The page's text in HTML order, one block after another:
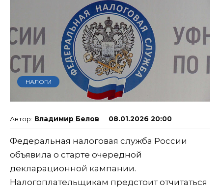
НАЛОГИ
Владимир Белов 08.01.2026 20:00
Федеральная налоговая служба России
объявила о старте очередной
декларационной кампании.
Налогоплательщикам предстоит отчитаться